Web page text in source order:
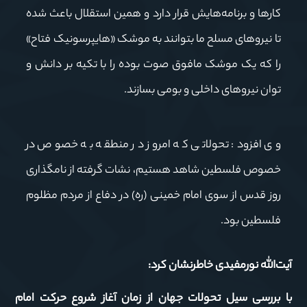
کارها و برنامه‌هایش قرار دارد و همین استقلال باعث شده
تا نیروهای مسلح ما بتوانند به موشک «هایپرسونیک فتاح»
را که یک موشک مافوق صوت بوده را با تکیه بر دانش و
توان نیروهای داخلی و بومی بسازند.
وی افزود: تحولاتی که امروز در منطقه به خصوص در
خصوص فلسطین شاهد هستیم، نشات گرفته از نامگذاری
روز قدس از سوی امام خمینی (ره) در دفاع از مردم مظلوم
فلسطین بود.
آیت‌الله نورمفیدیخاطرنشان کرد:
با بررسی سیل تحولات جهان از زمان آغاز شروع حرکت امام